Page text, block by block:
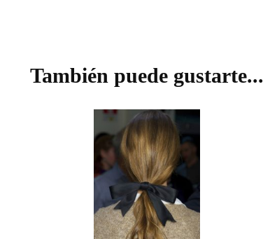
También puede gustarte...